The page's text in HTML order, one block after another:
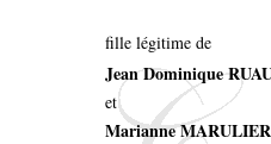
fille légitime de
Jean Dominique
et
Marianne MARULIER